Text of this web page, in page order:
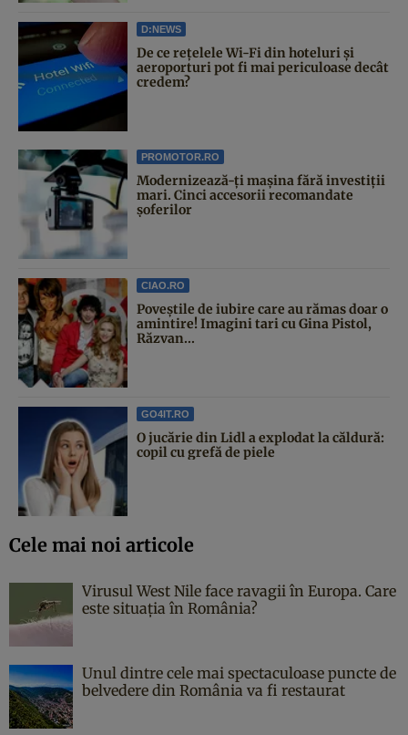
D:NEWS
De ce rețelele Wi-Fi din hoteluri și
aeroporturi pot fi mai periculoase decât
credem?
PROMOTOR.RO
Modernizează-ți mașina fără investiții
mari. Cinci accesorii recomandate
șoferilor
CIAO.RO
Poveştile de iubire care au rămas doar o
amintire! Imagini tari cu Gina Pistol,
Răzvan...
GO4IT.RO
O jucărie din Lidl a explodat la căldură:
copil cu grefă de piele
Cele mai noi articole
Virusul West Nile face ravagii în Europa. Care
este situația în România?
Unul dintre cele mai spectaculoase puncte de
belvedere din România va fi restaurat